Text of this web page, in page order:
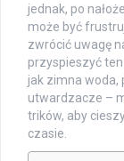
jednak, po
może być
zwrócić uwagę
przyspieszyć
jak zimna woda,
utwardzacze –
trików, aby
czasie.